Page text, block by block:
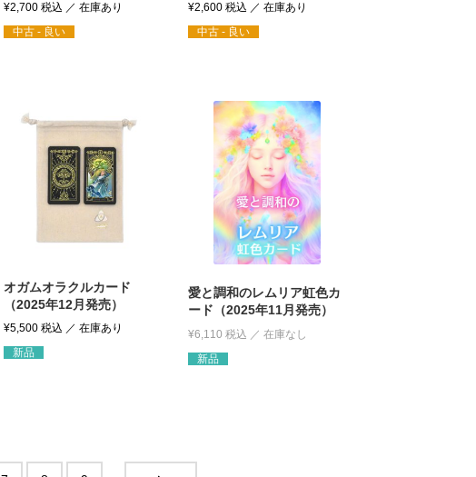
¥2,700 税込
中古 - 良い
¥2,600 税込
中古 - 良い
オガムオラクルカード
（2025年12月発売）
¥5,500 税込
新品
愛と調和のレムリア虹色カ
ード（2025年11月発売）
¥6,110 税込
新品